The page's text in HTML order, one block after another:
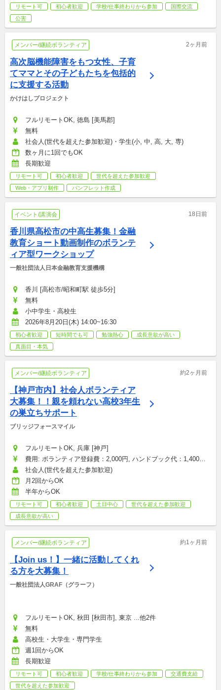
リモート可 初心者歓迎 学校/仕事終わりから参加
国際交流
公害
メンバー/継続ボランティア 2ヶ月前
高次脳機能障害をもつ女性、子育
てママとその子どもたちを包括的
に支援する活動
かけはしプロジェクト
フルリモートOK, 徳島 [美馬郡]
無料
社会人(世代を超えた参加歓迎)・学生(小, 中, 高, 大, 専)
数ヶ月に1回でもOK
長期歓迎
リモート可 初心者歓迎
世代を超えた参加歓迎
Web・アプリ制作
パンフレット作成
イベント/講演会 18日前
香川県高松市の中高生募集！金融
教育ショート動画制作のボランテ
ィア型ワークショップ
一般社団法人日本金融教育支援機構
香川 [高松市/昭和町駅 徒歩5分]
無料
小中学生・高校生
2026年8月20日(木) 14:00~16:30
初心者歓迎 短時間でも可 勉強熱心
成長意欲が高い
真面目・本気
メンバー/継続ボランティア 約2ヶ月前
【神戸市内】社会人ボランティア
大募集！！親を頼れない高校3年生
の巣立ちサポート
ブリッジフォースマイル
フルリモートOK, 兵庫 [神戸]
費用: ボランティア登録費：2,000円, ハンドブック代：1,400円,
研修参加費：2,000円, その他雑費：会場型のみ（お菓子・飲み
物代など）：1,500円
社会人(世代を超えた参加歓迎)
月2回からOK
半年からOK
リモート可 初心者歓迎 土日中心
世代を超えた参加歓迎
成長意欲が高い
メンバー/継続ボランティア 約1ヶ月前
【Join us！】一緒に活動してくれ
る方を大募集！
一般社団法人GRAF（グラーフ）
フルリモートOK, 秋田 [秋田市], 東京 ...他2件
無料
高校生・大学生・専門学生
週1回からOK
長期歓迎
リモート可 初心者歓迎 学校/仕事終わりから参加
交通費支給
世代を超えた参加歓迎